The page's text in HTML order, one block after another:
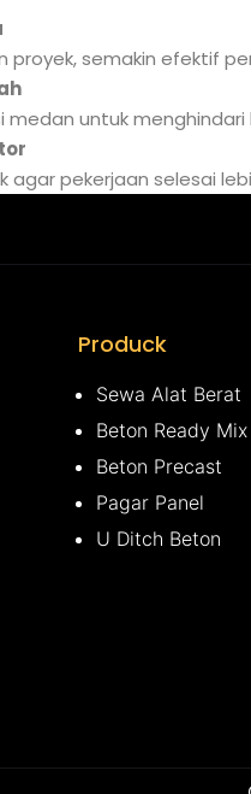
semakin efektif
medan untuk
agar pekerjaan selesai
Produck
Sewa Alat Berat
Beton Ready Mix
Beton Precast
Pagar Panel
U Ditch Beton